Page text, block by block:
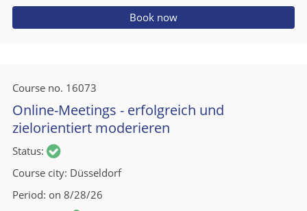
Book now
Course no. 16073
Online-Meetings - erfolgreich und
zielorientiert moderieren
Status
Course city Düsseldorf
Period on 8/28/26